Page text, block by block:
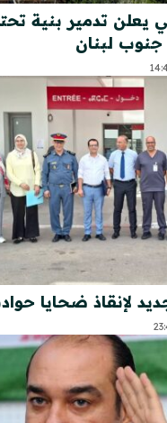
يعلن تدمير بنية
جنوب لبنان
لإنقاذ ضحايا